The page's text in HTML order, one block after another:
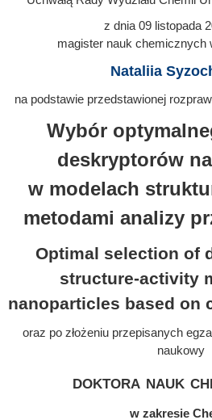
z dnia 09 listopada
magister nauk chemicznych
Nataliia
na podstawie przedstawionej
Wybór
deskryptorów
w modelach
metodami analizy
Optimal selection of
structure-activity
nanoparticles based on
oraz po złożeniu przepisanych
naukowy
doktora nauk
w zakresie